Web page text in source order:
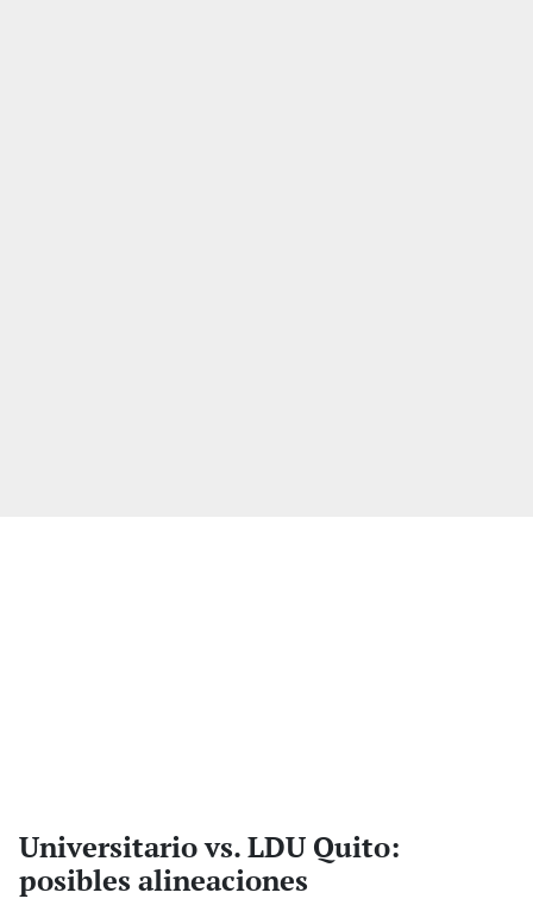
Universitario vs. LDU Quito:
posibles alineaciones